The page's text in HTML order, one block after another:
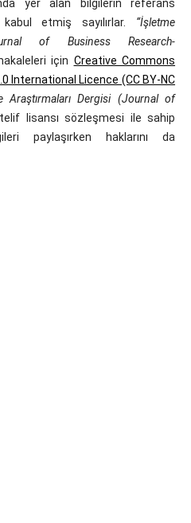
yer alan bilgilerin referans
kabul etmiş sayılırlar. “İşletme
of Business Research-
için Creative Commons
International Licence (CC BY-NC
Araştırmaları Dergisi (Journal of
lisansı sözleşmesi ile sahip
paylaşırken haklarını da